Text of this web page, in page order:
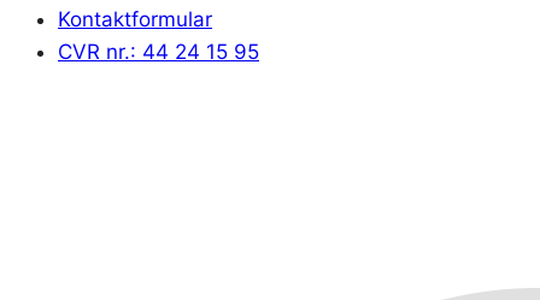
Kontaktformular
CVR nr.: 44 24 15 95